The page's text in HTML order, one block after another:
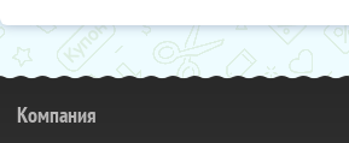
Компания